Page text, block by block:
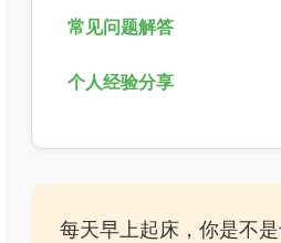
常见问题解答
个人经验分享
每天早上起床，你是不